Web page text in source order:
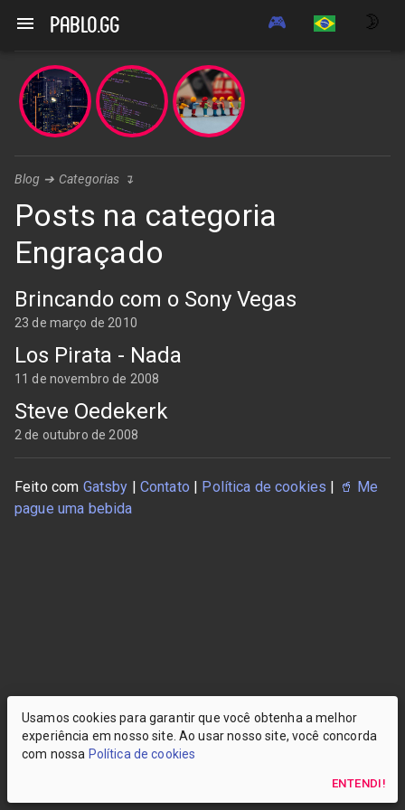
pablo.gg 🎮 🌛
Blog ➔ Categorias ↴
Posts na categoria
Engraçado
Brincando com o Sony Vegas
23 de março de 2010
Los Pirata - Nada
11 de novembro de 2008
Steve Oedekerk
2 de outubro de 2008
Feito com Gatsby | Contato | Política de cookies | 🥤 Me
pague uma bebida
Usamos cookies para garantir que você obtenha a melhor
experiência em nosso site. Ao usar nosso site, você concorda
com nossa Política de cookies
ENTENDI!